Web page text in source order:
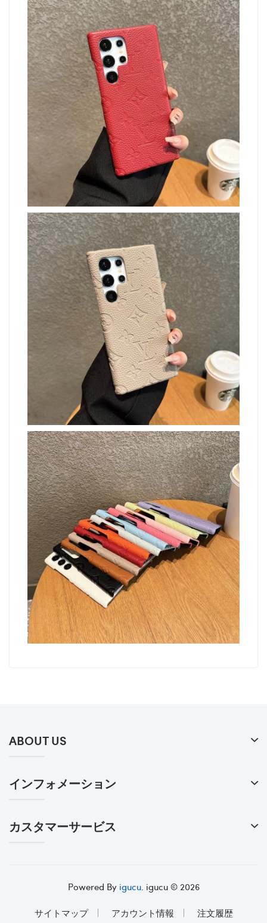
ABOUT US
インフォメーション
カスタマーサービス
Powered By igucu. igucu © 2026
サイトマップ
アカウント情報 注文履歴